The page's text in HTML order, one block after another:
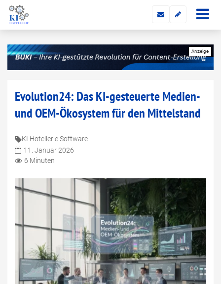
Evolution24: Das KI-gesteuerte Medien-
und OEM-Ökosystem für den Mittelstand
KI Hotellerie Software
11. Januar 2026
6 Minuten